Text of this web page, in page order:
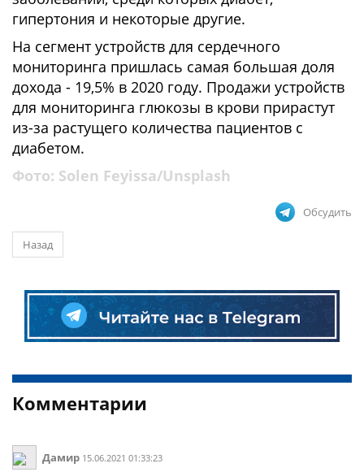
гипертония и некоторые другие.
На сегмент устройств для сердечного
мониторинга пришлась самая большая доля
дохода - 19,5% в 2020 году. Продажи устройств
для мониторинга глюкозы в крови прирастут
из-за растущего количества пациентов с
диабетом.
Фото: Solen Feyissa/Unsplash
Обсудить
Назад
Комментарии
Дамир 15.06.2021 01:33:23